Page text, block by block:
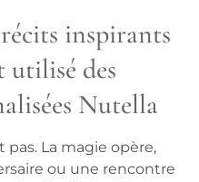
inspirants
utilisé des
Nutella
La magie opère,
ou une rencontre